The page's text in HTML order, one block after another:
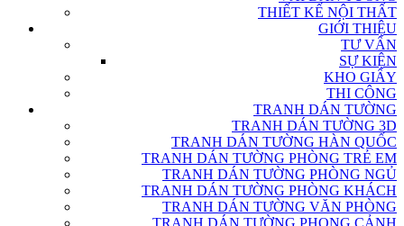
THIẾT KẾ NỘI THẤT
GIỚI THIỆU
TƯ VẤN
SỰ KIỆN
KHO GIẤY
THI CÔNG
TRANH DÁN TƯỜNG
TRANH DÁN TƯỜNG 3D
TRANH DÁN TƯỜNG HÀN QUỐC
TRANH DÁN TƯỜNG PHÒNG TRẺ EM
TRANH DÁN TƯỜNG PHÒNG NGỦ
TRANH DÁN TƯỜNG PHÒNG KHÁCH
TRANH DÁN TƯỜNG VĂN PHÒNG
TRANH DÁN TƯỜNG PHONG CẢNH